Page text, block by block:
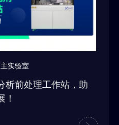
实验室
析前处理工作站，助
！